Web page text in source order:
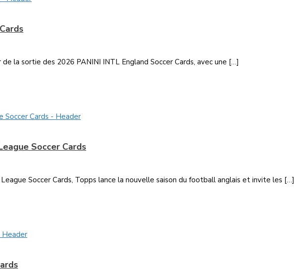
la sortie des 2026 PANINI INTL England Soccer Cards, avec une […]
Soccer Cards
Soccer Cards, Topps lance la nouvelle saison du football anglais et invite les […]